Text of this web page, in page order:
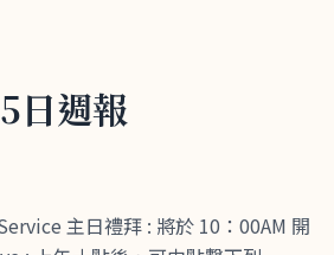
日週報
主日禮拜 : 將於 10：00AM 開